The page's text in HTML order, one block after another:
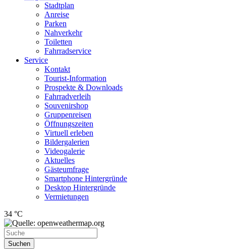
Stadtplan
Anreise
Parken
Nahverkehr
Toiletten
Fahrradservice
Service
Kontakt
Tourist-Information
Prospekte & Downloads
Fahrradverleih
Souvenirshop
Gruppenreisen
Öffnungszeiten
Virtuell erleben
Bildergalerien
Videogalerie
Aktuelles
Gästeumfrage
Smartphone Hintergründe
Desktop Hintergründe
Vermietungen
34 °C
Suchen